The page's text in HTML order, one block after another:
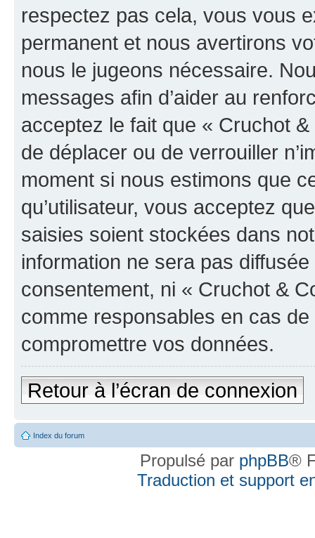
respectez pas cela, vous vous
permanent et nous avertirons
nous le jugeons nécessaire.
messages afin d’aider au
acceptez le fait que « Cruchot
de déplacer ou de verrouiller
moment si nous estimons que
qu’utilisateur, vous acceptez
saisies soient stockées dans
information ne sera pas
consentement, ni « Cruchot &
comme responsables en cas
compromettre vos données.
Retour à l’écran de connexion
Index du forum
Propulsé par phpBB®
Traduction et support